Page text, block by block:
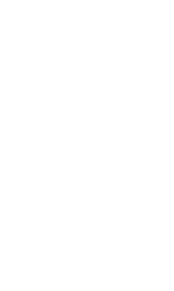
y trabajamos